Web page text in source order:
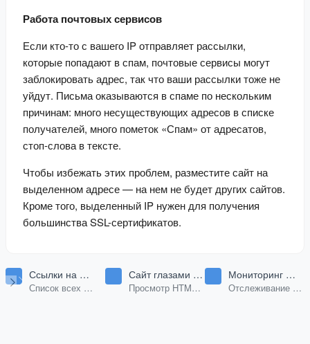
Работа почтовых сервисов
Если кто-то с вашего IP отправляет рассылки,
которые попадают в спам, почтовые сервисы могут
заблокировать адрес, так что ваши рассылки тоже не
уйдут. Письма оказываются в спаме по нескольким
причинам: много несуществующих адресов в списке
получателей, много пометок «Спам» от адресатов,
стоп-слова в тексте.
Чтобы избежать этих проблем, разместите сайт на
выделенном адресе — на нем не будет других сайтов.
Кроме того, выделенный IP нужен для получения
большинства SSL-сертификатов.
Ссылки на
странице
Список всех
Сайт глазами
поискового
Просмотр HTML
Мониторинг
изменений
Отслеживание